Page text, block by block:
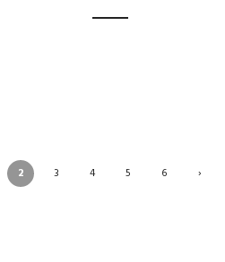
2 3 4 5 6 ›